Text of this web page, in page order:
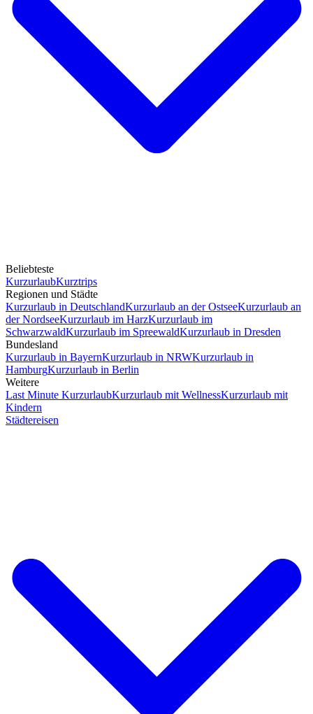
Beliebteste
KurzurlaubKurztrips
Regionen und Städte
Kurzurlaub in DeutschlandKurzurlaub an der OstseeKurzurlaub an
der NordseeKurzurlaub im HarzKurzurlaub im
SchwarzwaldKurzurlaub im SpreewaldKurzurlaub in Dresden
Bundesland
Kurzurlaub in BayernKurzurlaub in NRWKurzurlaub in
HamburgKurzurlaub in Berlin
Weitere
Last Minute KurzurlaubKurzurlaub mit WellnessKurzurlaub mit
Kindern
Städtereisen